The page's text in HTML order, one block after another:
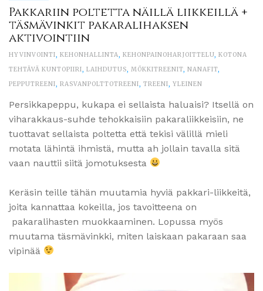
Pakkariin poltetta näillä liikkeillä +
täsmävinkit pakaralihaksen
aktivointiin
HYVINVOINTI, KEHONHALLINTA, KEHONPAINOHARJOITTELU, KOTONA
TEHTÄVÄ KUNTOPIIRI, LAIHDUTUS, MÖKKITREENIT, NANAFIT,
PEPPUTREENI, RASVANPOLTTOTREENI, TREENI, YLEINEN
Persikkapeppu, kukapa ei sellaista haluaisi? Itsellä on
viharakkaus-suhde tehokkaisiin pakaraliikkeisiin, ne
tuottavat sellaista poltetta että tekisi välillä mieli
motata lähintä ihmistä, mutta ah jollain tavalla sitä
vaan nauttii siitä jomotuksesta
Keräsin teille tähän muutamia hyviä pakkari-liikkeitä,
joita kannattaa kokeilla, jos tavoitteena on
pakaralihasten muokkaaminen. Lopussa myös
muutama täsmävinkki, miten laiskaan pakaraan saa
vipinää